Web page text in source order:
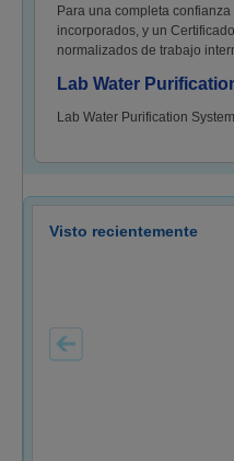
Para una completa
incorporados, y un
normalizados de trabajo
Lab Water
Lab Water Purification
Visto recientemente